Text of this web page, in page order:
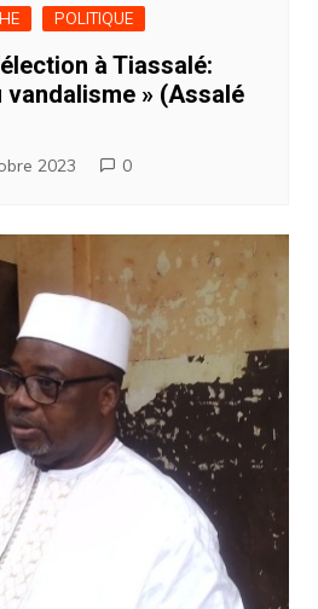
POLITIQUE
à Tiassalé:
vandalisme » (Assalé
2023 0